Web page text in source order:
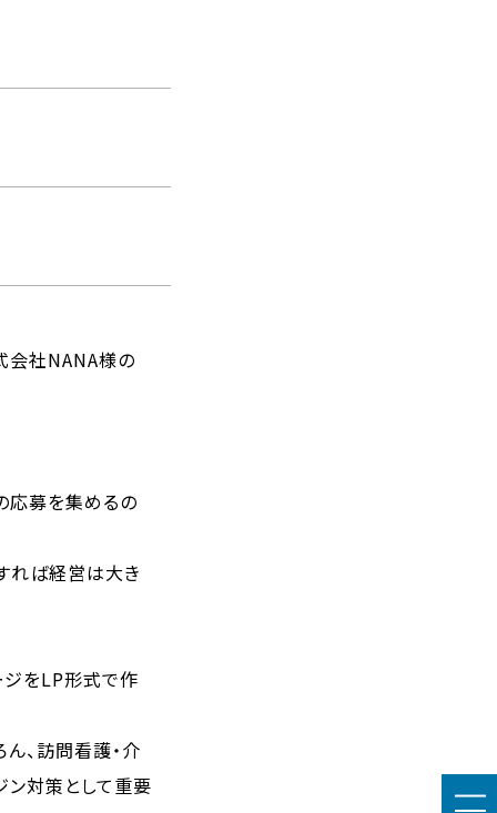
会社NANA様の
応募を集めるの
れば経営は大き
ジをLP形式で作
、訪問看護・介
ン対策として重要